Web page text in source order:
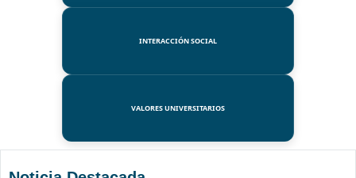
INTERACCIÓN SOCIAL
VALORES UNIVERSITARIOS